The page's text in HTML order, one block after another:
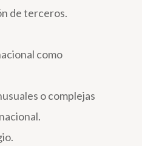
de terceros.
como
o complejas